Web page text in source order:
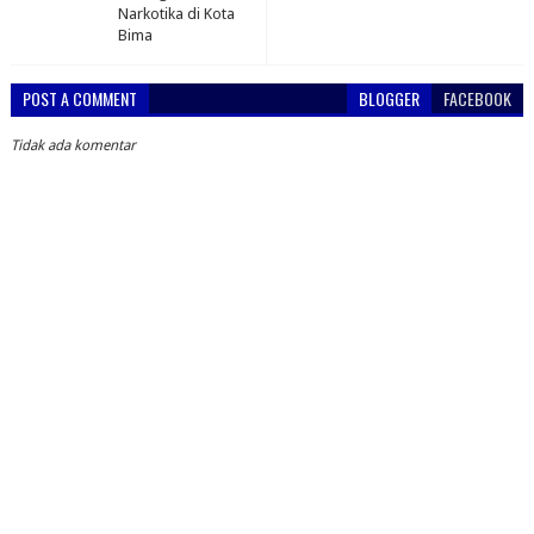
Narkotika di Kota
Bima
POST A COMMENT BLOGGER FACEBOOK
Tidak ada komentar